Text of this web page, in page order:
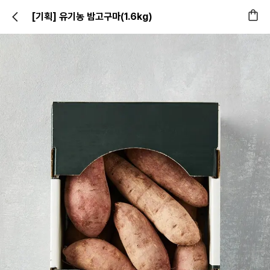
[기획] 유기농 밤고구마(1.6kg)